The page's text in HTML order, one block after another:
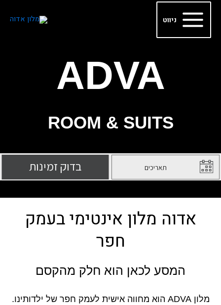
דילוג Main
Menu
ניווט
ADVA
ROOM & SUITS
אדוה מלון אינטימי בעמק
חפר
המסע לכאן הוא חלק מהקסם
מלון ADVA הוא מחווה אישית לעמק חפר של ילדותינו.